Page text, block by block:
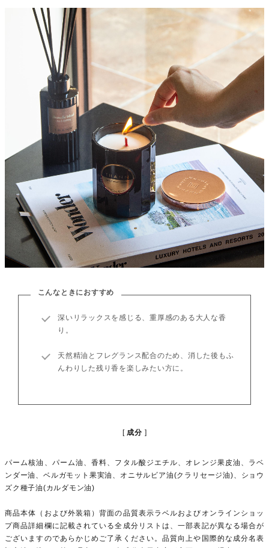
こんなときにおすすめ
深いリラックスを感じる、重厚感のある大人な香
り。
天然精油とフレグランス配合のため、消した後もふ
んわりした残り香を楽しみたい方に。
成分
パーム核油、パーム油、香料、フタル酸ジエチル、オレンジ果皮油、ラベ
ンダー油、ベルガモット果実油、オニサルビア油(クラリセージ油)、ショウ
ズク種子油(カルダモン油)
商品本体（および外装箱）背面の品質表示ラベルおよびオンラインショッ
プ商品詳細欄に記載されている全成分リストは、一部表記が異なる場合が
ございますのであらかじめご了承ください。品質向上や国際的な成分名表